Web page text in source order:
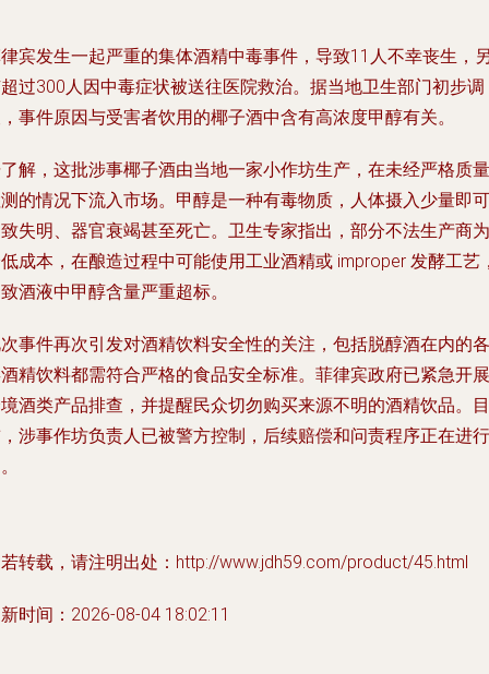
宾发生一起严重的集体酒精中毒事件，导致11人不幸丧生，
过300人因中毒症状被送往医院救治。据当地卫生部门初步调
事件原因与受害者饮用的椰子酒中含有高浓度甲醇有关。
解，这批涉事椰子酒由当地一家小作坊生产，在未经严格质量
的情况下流入市场。甲醇是一种有毒物质，人体摄入少量即可
失明、器官衰竭甚至死亡。卫生专家指出，部分不法生产商为
成本，在酿造过程中可能使用工业酒精或 improper 发酵工艺
酒液中甲醇含量严重超标。
事件再次引发对酒精饮料安全性的关注，包括脱醇酒在内的各
精饮料都需符合严格的食品安全标准。菲律宾政府已紧急开展
酒类产品排查，并提醒民众切勿购买来源不明的酒精饮品。目
涉事作坊负责人已被警方控制，后续赔偿和问责程序正在进行
转载，请注明出处：http://www.jdh59.com/product/45.html
时间：2026-08-04 18:02:11